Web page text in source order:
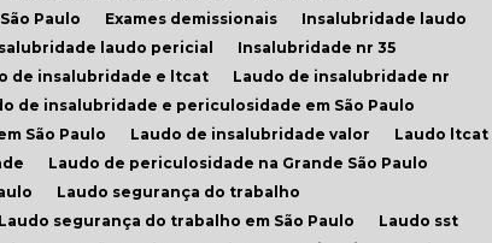
Paulo Exames demissionais
Insalubridade laudo
laudo pericial
Insalubridade nr 35
de insalubridade e ltcat
Laudo de insalubridade nr
de insalubridade e periculosidade em São Paulo
São Paulo Laudo de insalubridade valor
Laudo ltcat
Laudo de periculosidade na Grande São Paulo
Laudo segurança do trabalho
Laudo segurança do trabalho em São Paulo
Laudo sst